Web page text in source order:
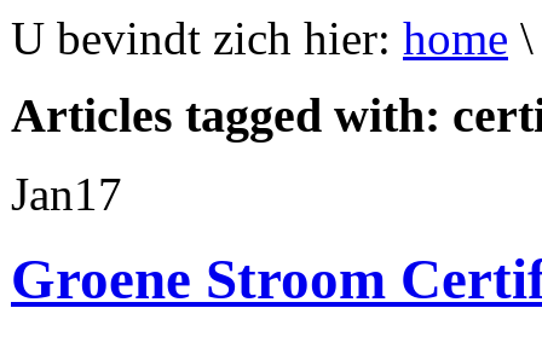
U bevindt zich hier: home \
Articles tagged with:
Jan17
Groene Stroom